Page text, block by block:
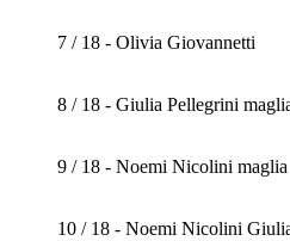
7 / 18 - Olivia Giovannetti
8 / 18 - Giulia Pellegrini
9 / 18 - Noemi Nicolini maglia
10 / 18 - Noemi Nicolini